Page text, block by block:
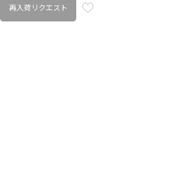
再入荷リクエスト